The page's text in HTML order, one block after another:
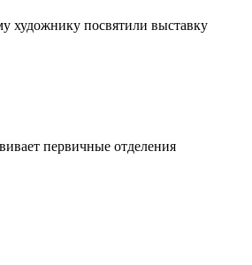
художнику посвятили выставку
первичные отделения